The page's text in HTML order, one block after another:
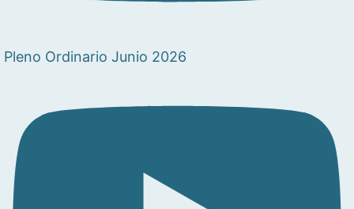
Pleno Ordinario Junio 2026